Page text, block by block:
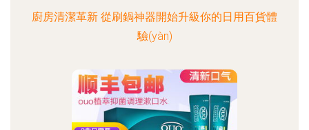
廚房清潔革新 從刷鍋神器開始升級你的日用百貨體
驗(yàn)